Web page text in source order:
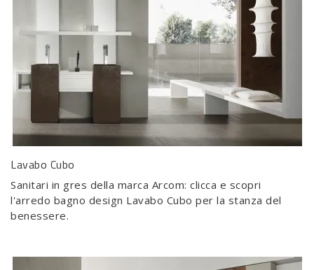
Lavabo Cubo
Sanitari in gres della marca Arcom: clicca e scopri
l'arredo bagno design Lavabo Cubo per la stanza del
benessere.